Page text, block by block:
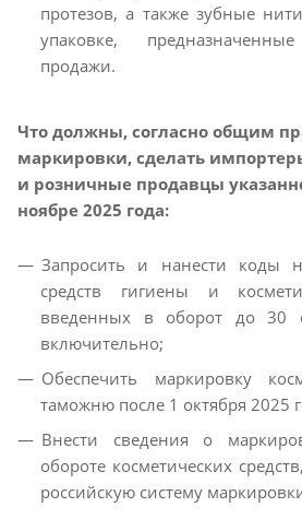
протезов, а также зубные
упаковке,
продажи.
Что должны, согласно общим
маркировки, сделать
и розничные продавцы
ноябре 2025 года:
Запросить и нанести коды
средств гигиены и
введенных в оборот до 30
включительно;
Обеспечить маркировку
таможню после 1 октября 2025
Внести сведения о
обороте косметических
российскую систему